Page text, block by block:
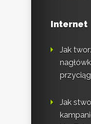
Internet
Jak
Jak